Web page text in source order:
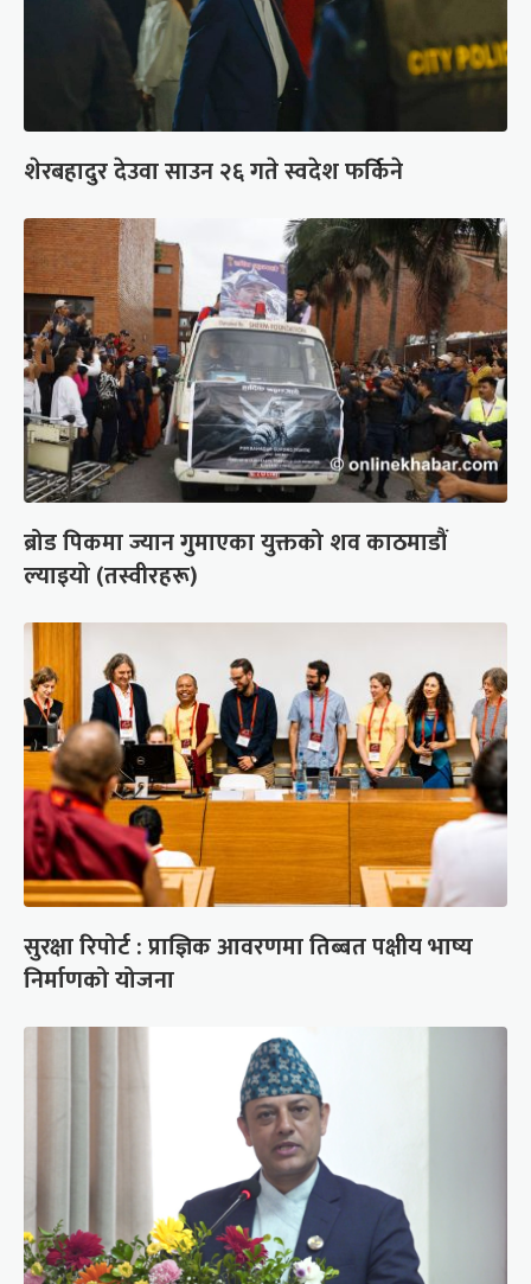
शेरबहादुर देउवा साउन २६ गते स्वदेश फर्किने
ब्रोड पिकमा ज्यान गुमाएका युक्तको शव काठमाडौं
ल्याइयो (तस्वीरहरू)
सुरक्षा रिपोर्ट : प्राज्ञिक आवरणमा तिब्बत पक्षीय भाष्य
निर्माणको योजना